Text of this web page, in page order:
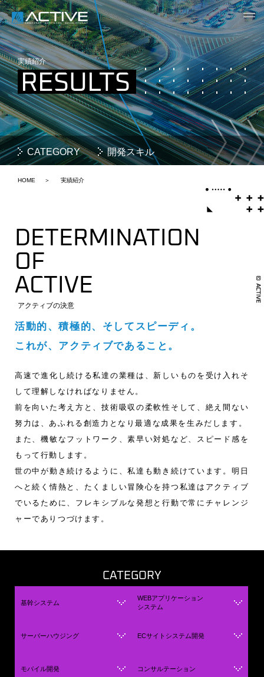
MENU
実績紹介
RESULTS
CATEGORY 開発スキル
HOME 実績紹介
DETERMINATION
OF
ACTIVE
アクティブの決意
活動的、積極的、そしてスピーディ。
これが、アクティブであること。
高速で進化し続ける私達の業種は、新しいものを受け入れそ
して理解しなければなりません。
前を向いた考え方と、技術吸収の柔軟性そして、絶え間ない
努力は、あふれる創造力となり最適な成果を生みだします。
また、機敏なフットワーク、素早い対処など、スピード感を
もって行動します。
世の中が動き続けるように、私達も動き続けています。明日
へと続く情熱と、たくましい冒険心を持つ私達はアクティブ
でいるために、フレキシブルな発想と行動で常にチャレンジ
ャーでありつづけます。
CATEGORY
基幹システム
WEBアプリケーション
システム
サーバーハウジング ECサイトシステム開発
モバイル開発 コンサルテーション